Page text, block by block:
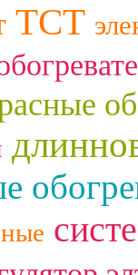
ТСТ